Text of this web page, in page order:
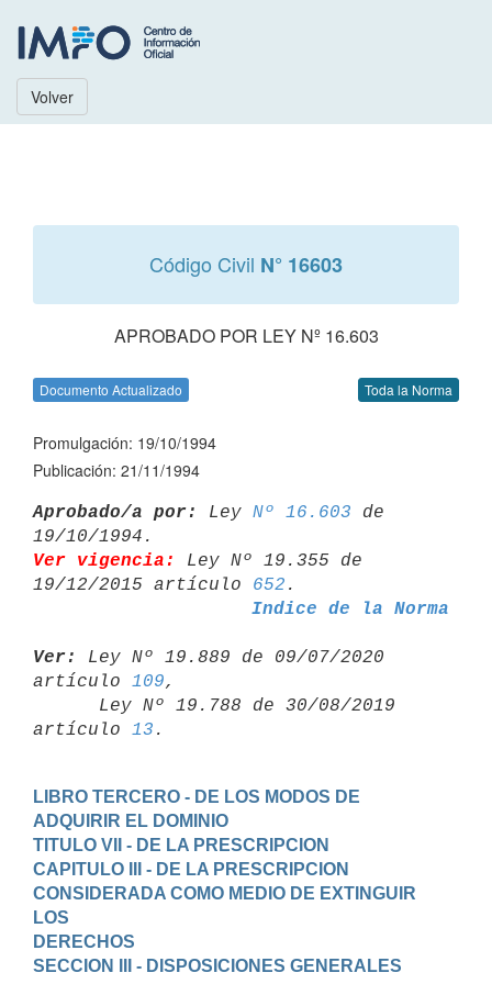
Volver
Código Civil N° 16603
APROBADO POR LEY Nº 16.603
Documento Actualizado Toda la Norma
Promulgación: 19/10/1994
Publicación: 21/11/1994
Aprobado/a por: Ley Nº 16.603 de
Ver vigencia:
Ley Nº 19.355 de
19/12/2015 artículo 652
Indice de la Norma
Ver:
Ley Nº 19.889 de 09/07/2020
artículo 109,
artículo 13
LIBRO TERCERO - DE LOS MODOS DE
ADQUIRIR EL DOMINIO
TITULO VII - DE LA PRESCRIPCION
CAPITULO III - DE LA PRESCRIPCION
CONSIDERADA COMO MEDIO DE EXTINGUIR
LOS
DERECHOS
SECCION III - DISPOSICIONES GENERALES